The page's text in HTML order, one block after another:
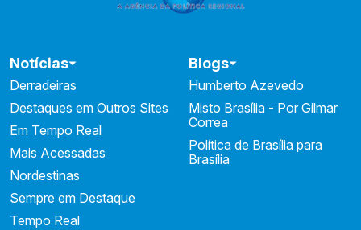
Derradeiras
Destaques em Outros Sites
Em Tempo Real
Mais Acessadas
Nordestinas
Sempre em Destaque
Tempo Real
Notícias
Humberto Azevedo
Misto Brasília - Por Gilmar
Correa
Política de Brasília para
Brasília
Blogs